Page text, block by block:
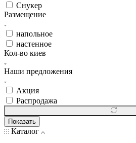
Снукер
Размещение
напольное
настенное
Кол-во киев
Наши предложения
Акция
Распродажа
Показать
Каталог